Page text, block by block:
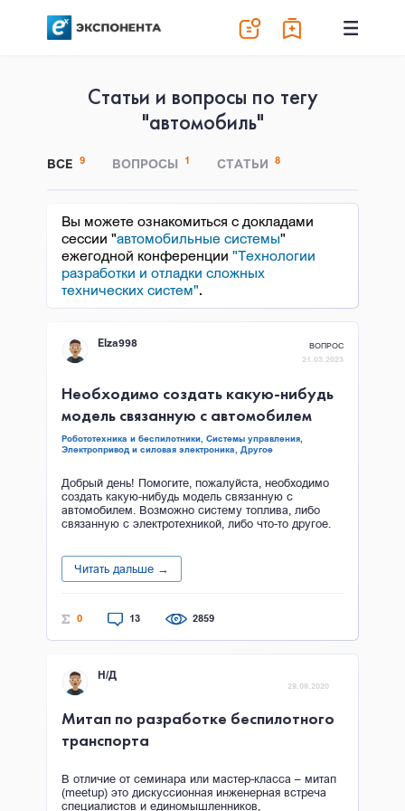
Статьи и вопросы по тегу
"автомобиль"
ВСЕ 9 ВОПРОСЫ 1 СТАТЬИ 8
Вы можете ознакомиться с докладами
сессии "автомобильные системы"
ежегодной конференции "Технологии
разработки и отладки сложных
технических систем".
ВОПРОС
21.03.2023
Elza998
Необходимо создать какую-нибудь
модель связанную с автомобилем
Робототехника и беспилотники, Системы управления,
Электропривод и силовая электроника, Другое
Добрый день! Помогите, пожалуйста, необходимо
создать какую-нибудь модель связанную с
автомобилем. Возможно систему топлива, либо
связанную с электротехникой, либо что-то другое.
Читать дальше →
0 13 2859
29.09.2020
Н/Д
Митап по разработке беспилотного
транспорта
В отличие от семинара или мастер-класса – митап
(meetup) это дискуссионная инженерная встреча
специалистов и единомышленников,